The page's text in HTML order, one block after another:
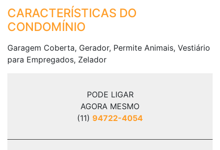
PODE LIGAR
AGORA MESMO
(11) 94722-4054
CARACTERÍSTICAS DO
CONDOMÍNIO
Garagem Coberta, Gerador, Permite Animais, Vestiário
para Empregados, Zelador